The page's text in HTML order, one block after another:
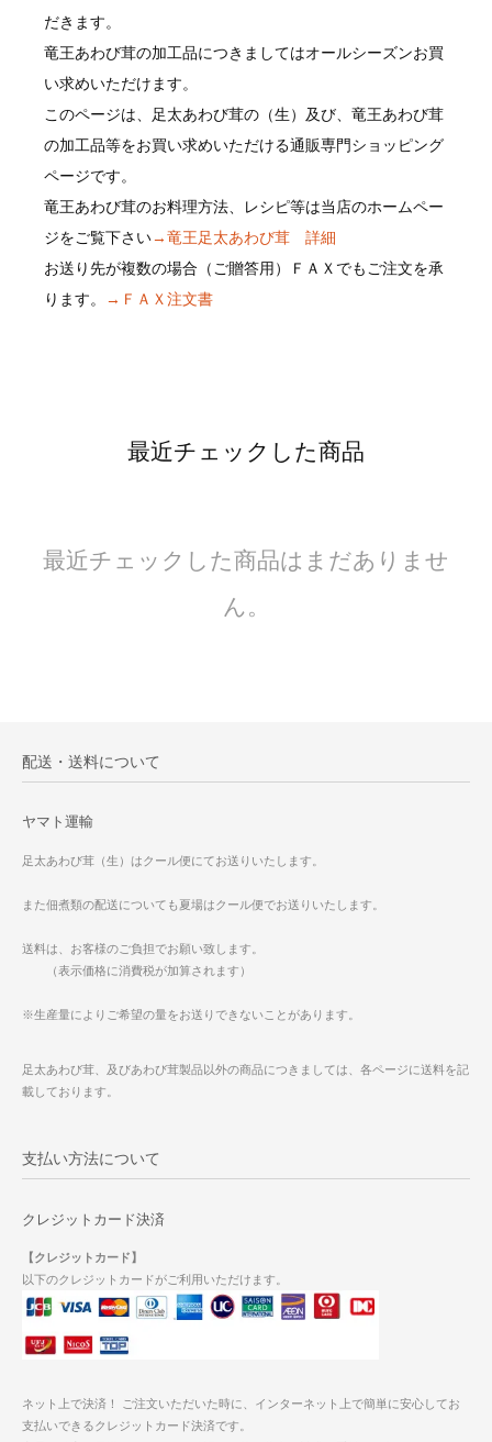
だきます。
竜王あわび茸の加工品につきましてはオールシーズンお買
い求めいただけます。
このページは、足太あわび茸の（生）及び、竜王あわび茸
の加工品等をお買い求めいただける通販専門ショッピング
ページです。
竜王あわび茸のお料理方法、レシピ等は当店のホームペー
ジをご覧下さい→竜王足太あわび茸 詳細
お送り先が複数の場合（ご贈答用）ＦＡＸでもご注文を承
ります。
→ＦＡＸ注文書
最近チェックした商品
最近チェックした商品はまだありませ
ん。
配送・送料について
ヤマト運輸
足太あわび茸（生）はクール便にてお送りいたします。
また佃煮類の配送についても夏場はクール便でお送りいたします。
送料は、お客様のご負担でお願い致します。
（表示価格に消費税が加算されます）
※生産量によりご希望の量をお送りできないことがあります。
足太あわび茸、及びあわび茸製品以外の商品につきましては、各ページに送料を記
載しております。
支払い方法について
クレジットカード決済
【クレジットカード】
以下のクレジットカードがご利用いただけます。
ネット上で決済！ ご注文いただいた時に、インターネット上で簡単に安心してお
支払いできるクレジットカード決済です。